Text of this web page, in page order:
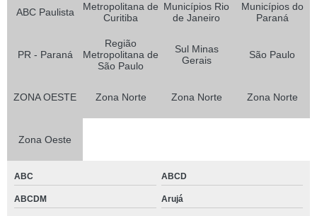
ABC Paulista
Metropolitana de
Curitiba
Municípios Rio
de Janeiro
Municípios do
Paraná
PR - Paraná
Região
Metropolitana de
São Paulo
Sul Minas
Gerais
São Paulo
ZONA OESTE Zona Norte Zona Norte Zona Norte
Zona Oeste
ABC ABCD
ABCDM Arujá